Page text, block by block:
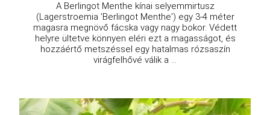
A Berlingot Menthe kínai selyemmirtusz
(Lagerstroemia 'Berlingot Menthe') egy 3-4 méter
magasra megnövő fácska vagy nagy bokor. Védett
helyre ültetve könnyen eléri ezt a magasságot, és
hozzáértő metszéssel egy hatalmas rózsaszín
virágfelhővé válik a ...